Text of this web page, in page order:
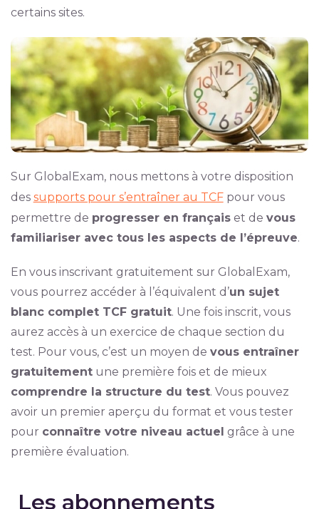
certains sites.
Sur GlobalExam, nous mettons à votre disposition
des supports pour s’entraîner au TCFpour vous
permettre de progresser en françaiset de vous
familiariser avec tous les aspects de l’épreuve.
En vous inscrivant gratuitement sur GlobalExam,
vous pourrez accéder à l’équivalent d’un sujet
blanc complet TCF gratuit. Une fois inscrit, vous
aurez accès à un exercice de chaque section du
test. Pour vous, c’est un moyen de vous entraîner
gratuitementune première fois et de mieux
comprendre la structure du test. Vous pouvez
avoir un premier aperçu du format et vous tester
pour connaître votre niveau actuel grâce à une
première évaluation.
Les abonnements